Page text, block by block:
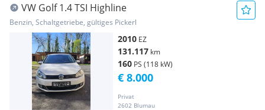
VW Golf 1.4 TSI Highline
Benzin, Schaltgetriebe, gültiges Pickerl
2010 EZ
131.117 km
160 PS (118 kW)
Privat
2602 Blumau
€ 8.000